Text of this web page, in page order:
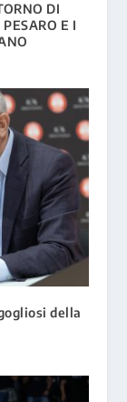
DI
E I
della